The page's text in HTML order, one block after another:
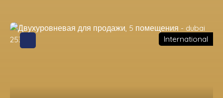
International